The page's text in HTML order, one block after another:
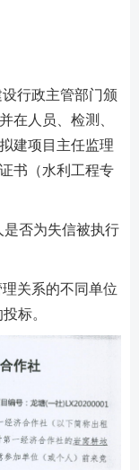
行政主管部门颁
在人员、检测、
建项目主任监理
书（水利工程专
是否为失信被执行
关系的不同单位
标。